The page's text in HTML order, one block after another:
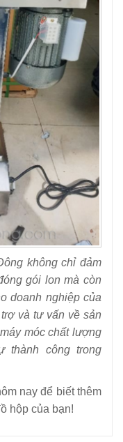
không chỉ đảm
gói lon mà còn
doanh nghiệp của
và tư vấn về sản
móc chất lượng
thành công trong
nay để biết thêm
hộp của bạn!